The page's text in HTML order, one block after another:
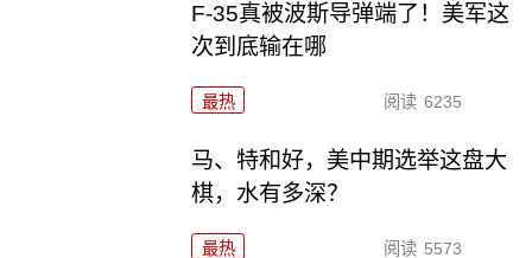
F-35真被波斯导弹端了！美军这
次到底输在哪
最热 阅读 6235
马、特和好，美中期选举这盘大
棋，水有多深？
最热 阅读 5573